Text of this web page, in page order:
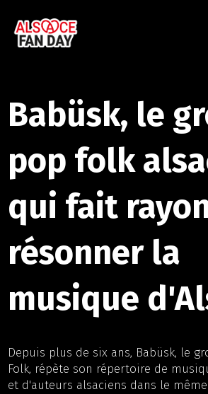
Babüsk, le
pop folk
qui fait
résonner la
musique
Depuis plus de six ans, Babüsk, le
Folk, répète son répertoire de
et d'auteurs alsaciens dans le